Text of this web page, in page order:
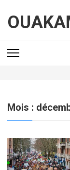
contenu
(Pressez
Entrée)
Mois :